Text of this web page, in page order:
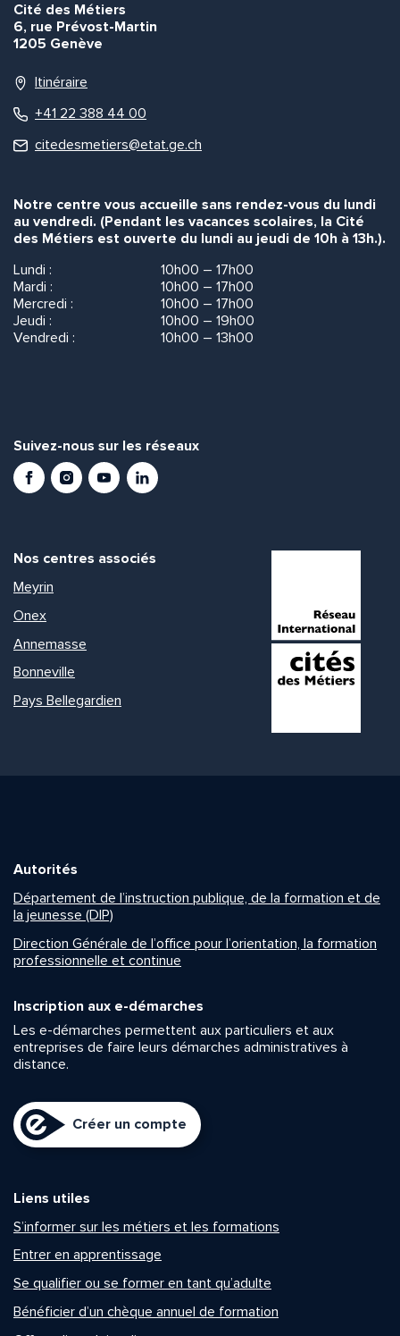
Cité des Métiers
6, rue Prévost-Martin
1205 Genève
Itinéraire
+41 22 388 44 00
citedesmetiers@etat.ge.ch
Notre centre vous accueille sans rendez-vous du lundi
au vendredi. (Pendant les vacances scolaires, la Cité
des Métiers est ouverte du lundi au jeudi de 10h à 13h.).
Lundi :
10h00 – 17h00
Mardi :
10h00 – 17h00
Mercredi :
10h00 – 17h00
Jeudi :
10h00 – 19h00
Vendredi :
10h00 – 13h00
Suivez-nous sur les réseaux
FacebookInstagramYoutubeLinkedIn
Nos centres associés
Meyrin
Onex
Annemasse
Bonneville
Pays Bellegardien
Autorités
Département de l’instruction publique, de la formation et de
la jeunesse (DIP)
Direction Générale de l’office pour l’orientation, la formation
professionnelle et continue
Inscription aux e-démarches
Les e-démarches permettent aux particuliers et aux
entreprises de faire leurs démarches administratives à
distance.
Créer un compte
Liens utiles
S’informer sur les métiers et les formations
Entrer en apprentissage
Se qualifier ou se former en tant qu’adulte
Bénéficier d’un chèque annuel de formation